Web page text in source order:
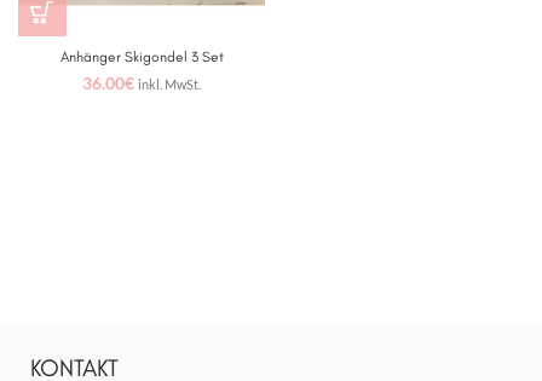
Anhänger Skigondel 3 Set
36.00€ inkl. MwSt.
KONTAKT